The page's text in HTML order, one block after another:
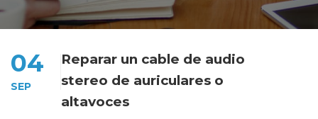
04
SEP
Reparar un cable de audio
stereo de auriculares o
altavoces